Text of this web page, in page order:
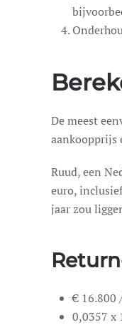
De meest
aankoopprijs
Ruud, een
euro,
jaar zou
€ 16.800
0,0357 x